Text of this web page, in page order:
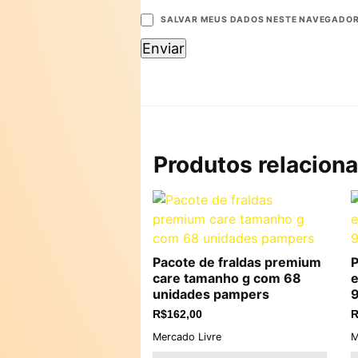
SALVAR MEUS DADOS NESTE
Produtos
Pacote de fraldas premium
care tamanho g com 68
unidades pampers
R$162,00
Mercado Livre